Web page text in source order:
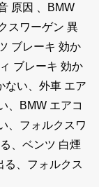
原因 、BMW
スワーゲン 異
ブレーキ 効か
ブレーキ 効か
ない、外車 エア
、BMW エアコ
、フォルクスワ
、ベンツ 白煙
る、フォルクス